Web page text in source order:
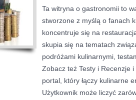
Ta witryna o gastronomii to
stworzone z myślą o fanach
koncentruje się na
skupia się na tematach
podróżami kulinarnymi,
Zobacz też Testy i Recenzje
portal, który łączy kulinarne
Użytkownik może liczyć